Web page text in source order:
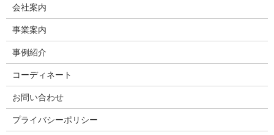
会社案内
事業案内
事例紹介
コーディネート
お問い合わせ
プライバシーポリシー